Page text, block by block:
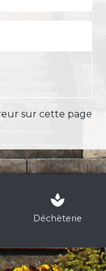
sur cette page
spa
Déchèterie